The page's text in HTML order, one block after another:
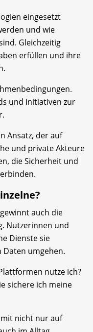
eingesetzt
und wie
Gleichzeitig
erfüllen und ihre
und Initiativen zur
Ansatz, der auf
und private Akteure
die Sicherheit und
auch die
Nutzerinnen und
Dienste sie
umgehen.
nutze ich?
sichere ich meine
nicht nur auf